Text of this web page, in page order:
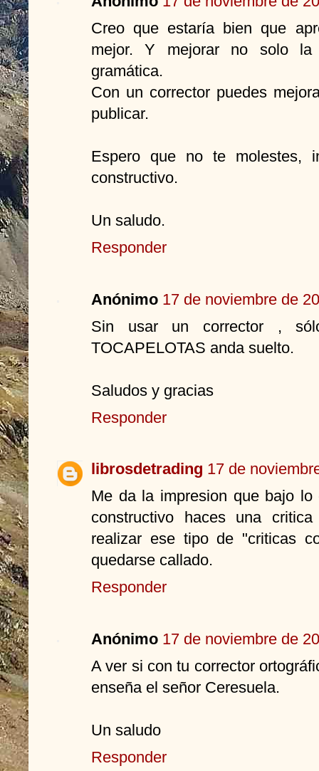
Creo que estaría bien que
mejor. Y mejorar no solo la
gramática.
Con un corrector puedes
publicar.
Espero que no te molestes,
constructivo.
Un saludo.
Responder
Anónimo 17 de noviembre de
Sin usar un corrector ,
TOCAPELOTAS anda suelto.
Saludos y gracias
Responder
librosdetrading 17 de
Me da la impresion que bajo
constructivo haces una
realizar ese tipo de "criticas
quedarse callado.
Responder
Anónimo 17 de noviembre de
A ver si con tu corrector
enseña el señor Ceresuela.
Un saludo
Responder